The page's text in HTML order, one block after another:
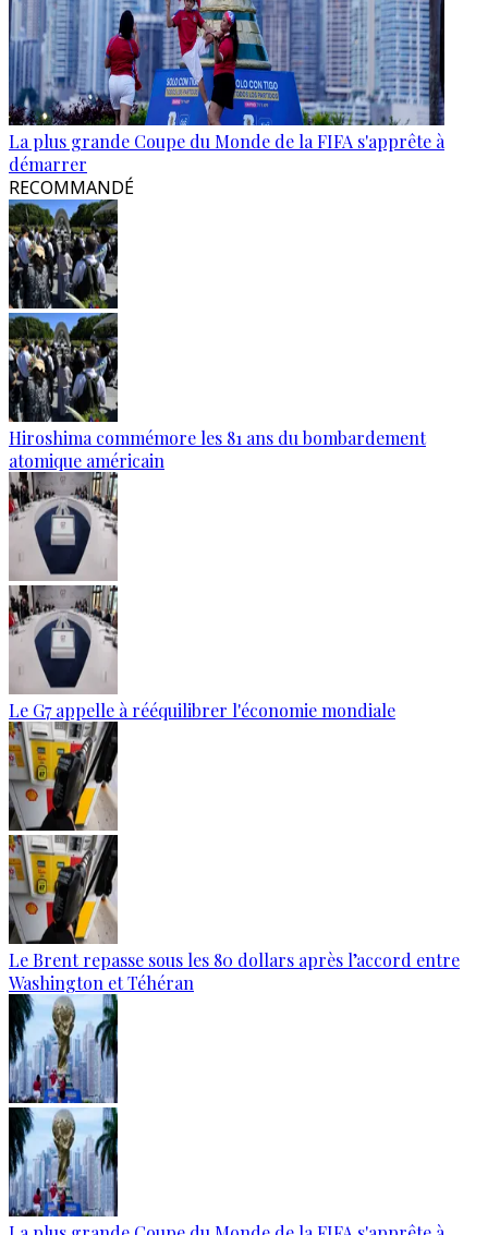
La plus grande Coupe du Monde de la FIFA s'apprête à
démarrer
RECOMMANDÉ
Hiroshima commémore les 81 ans du bombardement
atomique américain
Le G7 appelle à rééquilibrer l'économie mondiale
Le Brent repasse sous les 80 dollars après l’accord entre
Washington et Téhéran